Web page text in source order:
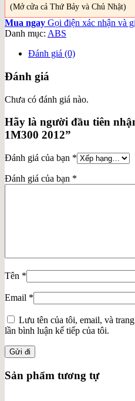
(Mở cửa cả Thứ Bảy và Chủ Nhật)
Mua ngay Gọi điện xác nhận và
Danh mục: ABS
Đánh giá (0)
Đánh giá
Chưa có đánh giá nào.
Hãy là người đầu tiên
1M300 2012”
Đánh giá của bạn *
Đánh giá của bạn *
Tên *
Email *
Lưu tên của tôi, email, và
lần bình luận kế tiếp của tôi.
Sản phẩm tương tự